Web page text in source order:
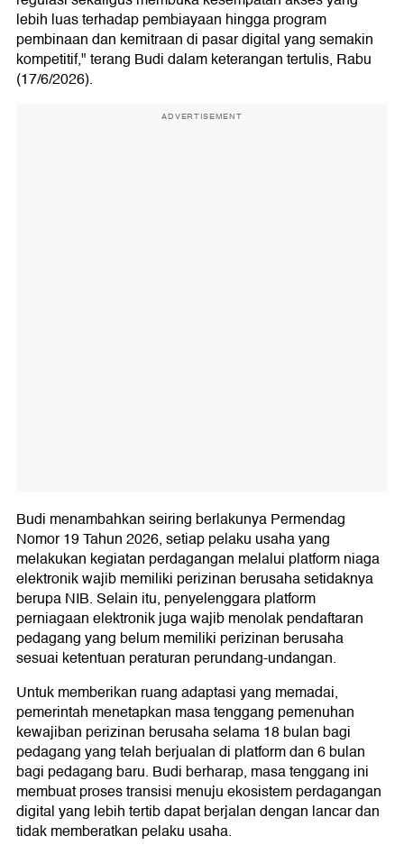
lebih luas terhadap pembiayaan hingga program
pembinaan dan kemitraan di pasar digital yang semakin
kompetitif," terang Budi dalam keterangan tertulis, Rabu
(17/6/2026).
ADVERTISEMENT
Budi menambahkan seiring berlakunya Permendag
Nomor 19 Tahun 2026, setiap pelaku usaha yang
melakukan kegiatan perdagangan melalui platform niaga
elektronik wajib memiliki perizinan berusaha setidaknya
berupa NIB. Selain itu, penyelenggara platform
perniagaan elektronik juga wajib menolak pendaftaran
pedagang yang belum memiliki perizinan berusaha
sesuai ketentuan peraturan perundang-undangan.
Untuk memberikan ruang adaptasi yang memadai,
pemerintah menetapkan masa tenggang pemenuhan
kewajiban perizinan berusaha selama 18 bulan bagi
pedagang yang telah berjualan di platform dan 6 bulan
bagi pedagang baru. Budi berharap, masa tenggang ini
membuat proses transisi menuju ekosistem perdagangan
digital yang lebih tertib dapat berjalan dengan lancar dan
tidak memberatkan pelaku usaha.